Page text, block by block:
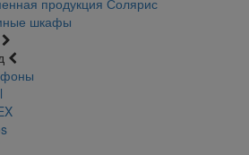
продукция Солярис
шкафы